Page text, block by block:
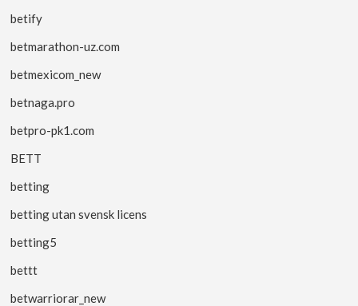
betify
betmarathon-uz.com
betmexicom_new
betnaga.pro
betpro-pk1.com
BETT
betting
betting utan svensk licens
betting5
bettt
betwarriorar_new